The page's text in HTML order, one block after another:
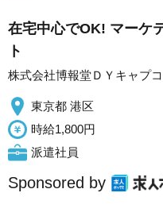
在宅中心でOK! マーケ
ト
株式会社博報堂ＤＹキャプコ
東京都 港区
時給1,800円
派遣社員
Sponsored by